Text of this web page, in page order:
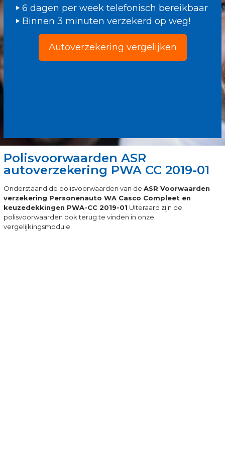
6 dagen per week telefonisch bereikbaar
Binnen 3 minuten verzekerd op weg!
Autoverzekering vergelijken
Polisvoorwaarden ASR
autoverzekering PWA CC 2019-01
Onderstaand de polisvoorwaarden van de ASR Voorwaarden
verzekering Personenauto WA Casco Compleet en
keuzedekkingen PWA-CC 2019-01 Uiteraard zijn de
polisvoorwaarden ook terug te vinden in onze
vergelijkingsmodule.